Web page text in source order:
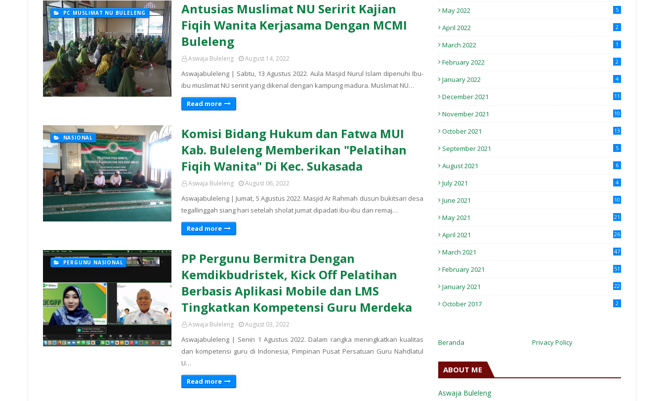
PC MUSLIMAT NU BULELENG
Antusias Muslimat NU Seririt Kajian
Fiqih Wanita Kerjasama Dengan MCMI
Buleleng
Aswaja Buleleng August 14, 2022
Aswajabuleleng | Sabtu, 13 Agustus 2022. Aula Masjid Nurul Islam dipenuhi Ibu-
ibu muslimat NU seririt yang dikenal dengan kampung madura. Muslimat NU…
Read more
NASIONAL
Komisi Bidang Hukum dan Fatwa MUI
Kab. Buleleng Memberikan "Pelatihan
Fiqih Wanita" Di Kec. Sukasada
Aswaja Buleleng August 06, 2022
Aswajabuleleng | Jumat, 5 Agustus 2022. Masjid Ar Rahmah dusun bukitsari desa
tegallinggah siang hari setelah sholat jumat dipadati ibu-ibu dan remaj…
Read more
PERGUNU NASIONAL
PP Pergunu Bermitra Dengan
Kemdikbudristek, Kick Off Pelatihan
Berbasis Aplikasi Mobile dan LMS
Tingkatkan Kompetensi Guru Merdeka
Aswaja Buleleng August 03, 2022
Aswajabuleleng | Senin 1 Agustus 2022. Dalam rangka meningkatkan kualitas
dan kompetensi guru di Indonesia, Pimpinan Pusat Persatuan Guru Nahdlatul
U…
Read more
May 2022 5
April 2022 2
March 2022 1
February 2022 2
January 2022 4
December 2021 11
November 2021 10
October 2021 13
September 2021 5
August 2021 6
July 2021 4
June 2021 10
May 2021 21
April 2021 26
March 2021 47
February 2021 51
January 2021 22
October 2017 2
Beranda Privacy Policy
ABOUT ME
Aswaja Buleleng